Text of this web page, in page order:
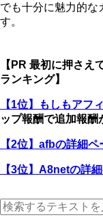
でも十分に魅力的な
す。
【PR 最初に押さえ
ランキング】
【1位】もしもアフ
ップ報酬で追加報酬
【2位】afbの詳細
【3位】A8netの詳